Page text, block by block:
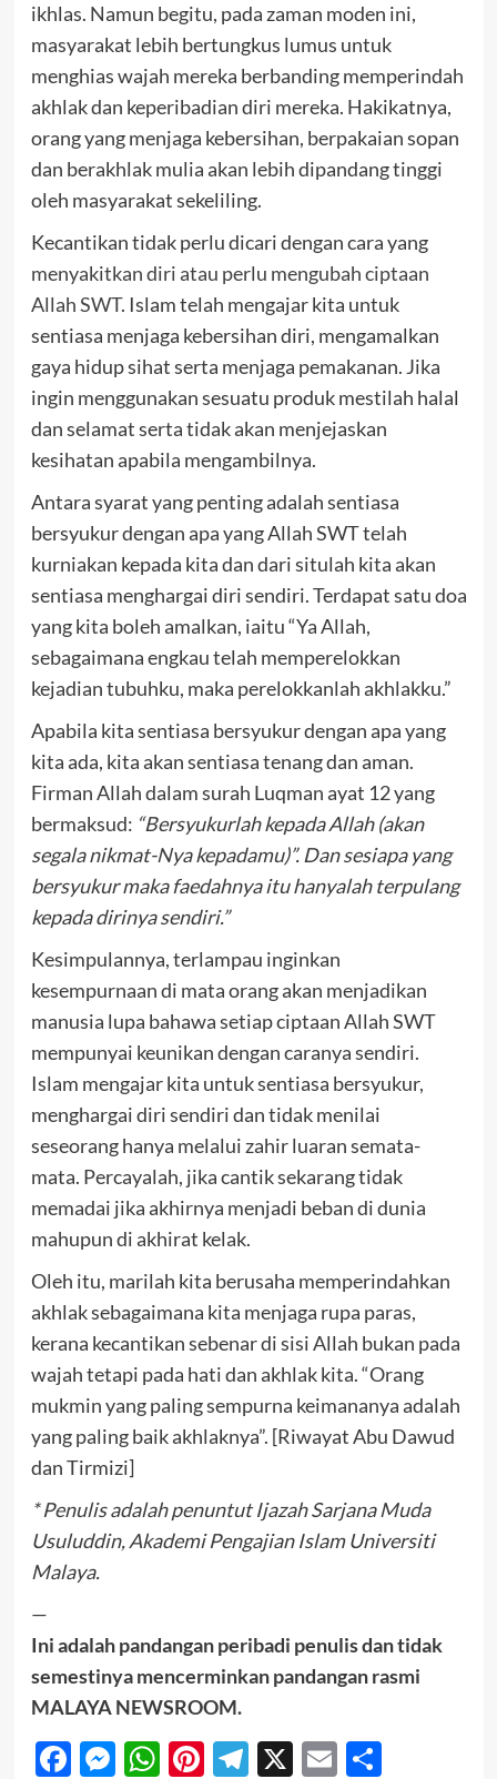
ikhlas. Namun begitu, pada zaman moden ini,
masyarakat lebih bertungkus lumus untuk
menghias wajah mereka berbanding memperindah
akhlak dan keperibadian diri mereka. Hakikatnya,
orang yang menjaga kebersihan, berpakaian sopan
dan berakhlak mulia akan lebih dipandang tinggi
oleh masyarakat sekeliling.
Kecantikan tidak perlu dicari dengan cara yang
menyakitkan diri atau perlu mengubah ciptaan
Allah SWT. Islam telah mengajar kita untuk
sentiasa menjaga kebersihan diri, mengamalkan
gaya hidup sihat serta menjaga pemakanan. Jika
ingin menggunakan sesuatu produk mestilah halal
dan selamat serta tidak akan menjejaskan
kesihatan apabila mengambilnya.
Antara syarat yang penting adalah sentiasa
bersyukur dengan apa yang Allah SWT telah
kurniakan kepada kita dan dari situlah kita akan
sentiasa menghargai diri sendiri. Terdapat satu doa
yang kita boleh amalkan, iaitu “Ya Allah,
sebagaimana engkau telah memperelokkan
kejadian tubuhku, maka perelokkanlah akhlakku.”
Apabila kita sentiasa bersyukur dengan apa yang
kita ada, kita akan sentiasa tenang dan aman.
Firman Allah dalam surah Luqman ayat 12 yang
bermaksud: “Bersyukurlah kepada Allah (akan
segala nikmat-Nya kepadamu)”. Dan sesiapa yang
bersyukur maka faedahnya itu hanyalah terpulang
kepada dirinya sendiri.”
Kesimpulannya, terlampau inginkan
kesempurnaan di mata orang akan menjadikan
manusia lupa bahawa setiap ciptaan Allah SWT
mempunyai keunikan dengan caranya sendiri.
Islam mengajar kita untuk sentiasa bersyukur,
menghargai diri sendiri dan tidak menilai
seseorang hanya melalui zahir luaran semata-
mata. Percayalah, jika cantik sekarang tidak
memadai jika akhirnya menjadi beban di dunia
mahupun di akhirat kelak.
Oleh itu, marilah kita berusaha memperindahkan
akhlak sebagaimana kita menjaga rupa paras,
kerana kecantikan sebenar di sisi Allah bukan pada
wajah tetapi pada hati dan akhlak kita. “Orang
mukmin yang paling sempurna keimananya adalah
yang paling baik akhlaknya”. [Riwayat Abu Dawud
dan Tirmizi]
* Penulis adalah penuntut Ijazah Sarjana Muda
Usuluddin, Akademi Pengajian Islam Universiti
Malaya.
—
Ini adalah pandangan peribadi penulis dan tidak
semestinya mencerminkan pandangan rasmi
MALAYA NEWSROOM.
Facebook
Messenger
WhatsApp
Pinterest
Telegram
X EmailShare